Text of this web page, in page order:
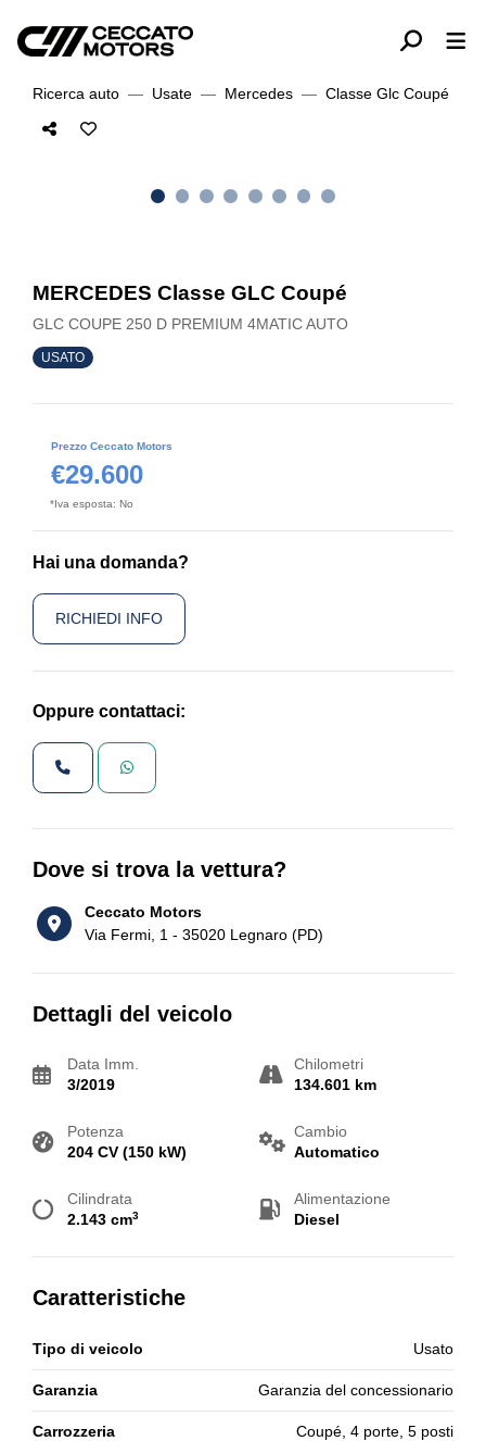
Ricerca auto Usate Mercedes Classe Glc Coupé
MERCEDES Classe GLC Coupé
GLC COUPE 250 D PREMIUM 4MATIC AUTO
USATO
Prezzo Ceccato Motors
€29.600
*Iva esposta: No
Hai una domanda?
RICHIEDI INFO
Oppure contattaci:
Dove si trova la vettura?
Ceccato Motors
Via Fermi, 1 - 35020 Legnaro (PD)
Dettagli del veicolo
Data Imm.
3/2019
Chilometri
134.601 km
Potenza
204 CV (150 kW)
Cambio
Automatico
Cilindrata
2.143 cm3
Alimentazione
Diesel
Caratteristiche
Tipo di veicolo Usato
Garanzia Garanzia del concessionario
Carrozzeria Coupé, 4 porte, 5 posti